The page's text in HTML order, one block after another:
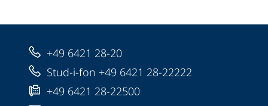
+49 6421 28-20
Stud-i-fon +49 6421 28-22222
+49 6421 28-22500